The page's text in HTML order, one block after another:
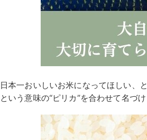
日本一おいしいお米になってほしい、
という意味の“ピリカ”を合わせて名づけ